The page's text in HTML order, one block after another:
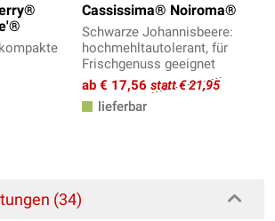
Cassissima® Noiroma®
Schwarze Johannisbeere:
hochmehltautolerant, für
Frischgenuss geeignet
ab € 17,56 statt € 21,95
lieferbar
(34)